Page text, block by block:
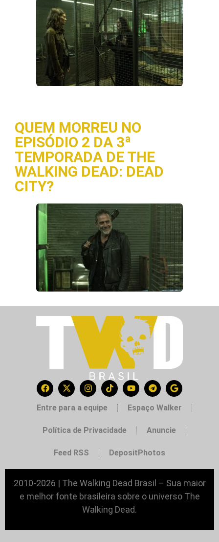
QUEM MORREU NO
EPISÓDIO 2 DA 3ª
TEMPORADA DE THE
WALKING DEAD: DEAD
CITY?
Entre para a equipe Espaço Walker
Política de Privacidade Anuncie
Feed RSS DepositPhotos
2010-2026 | The Walking Dead Brasil – Sua maior
e melhor fonte brasileira sobre o universo The
Walking Dead.